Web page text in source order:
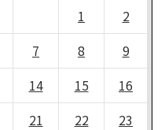
1
2
7 8
9
14 15
16
21 22
23